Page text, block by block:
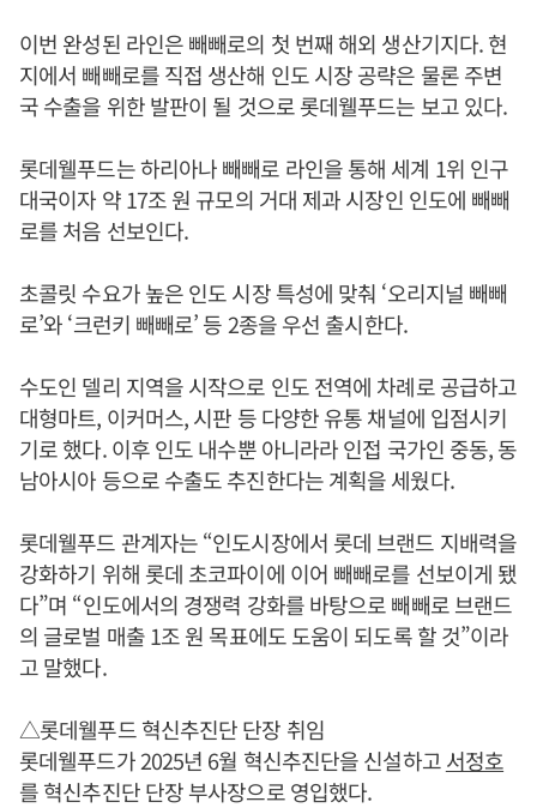
이번 완성된 라인은 빼빼로의 첫 번째 해외 생산기지다. 현
지에서 빼빼로를 직접 생산해 인도 시장 공략은 물론 주변
국 수출을 위한 발판이 될 것으로 롯데웰푸드는 보고 있다.
롯데웰푸드는 하리아나 빼빼로 라인을 통해 세계 1위 인구
대국이자 약 17조 원 규모의 거대 제과 시장인 인도에 빼빼
로를 처음 선보인다.
초콜릿 수요가 높은 인도 시장 특성에 맞춰 ‘오리지널 빼빼
로’와 ‘크런키 빼빼로’ 등 2종을 우선 출시한다.
수도인 델리 지역을 시작으로 인도 전역에 차례로 공급하고
대형마트, 이커머스, 시판 등 다양한 유통 채널에 입점시키
기로 했다. 이후 인도 내수뿐 아니라라 인접 국가인 중동, 동
남아시아 등으로 수출도 추진한다는 계획을 세웠다.
롯데웰푸드 관계자는 “인도시장에서 롯데 브랜드 지배력을
강화하기 위해 롯데 초코파이에 이어 빼빼로를 선보이게 됐
다”며 “인도에서의 경쟁력 강화를 바탕으로 빼빼로 브랜드
의 글로벌 매출 1조 원 목표에도 도움이 되도록 할 것”이라
고 말했다.
△롯데웰푸드 혁신추진단 단장 취임
롯데웰푸드가 2025년 6월 혁신추진단을 신설하고서정호
를 혁신추진단 단장 부사장으로 영입했다.